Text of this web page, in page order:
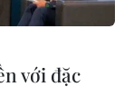
với đặc